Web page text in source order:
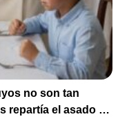
no son tan
repartía el asado y